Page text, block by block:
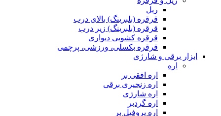
ریل
قرقره (بلبرینگ) بالای درب
قرقره (بلبرینگ) زیر درب
قرقره کشویی دیواری
قرقره بکسلی، ورزشی، پرچمی
ابزار برقی و شارژی
اره
اره افقی بر
اره زنجیری برقی
اره شارژی
اره گردبر
اره پروفیل بر